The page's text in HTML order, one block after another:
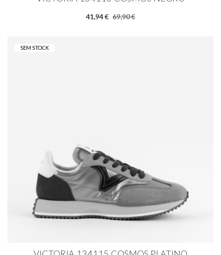
41,94 € 69,90 €
SEM STOCK